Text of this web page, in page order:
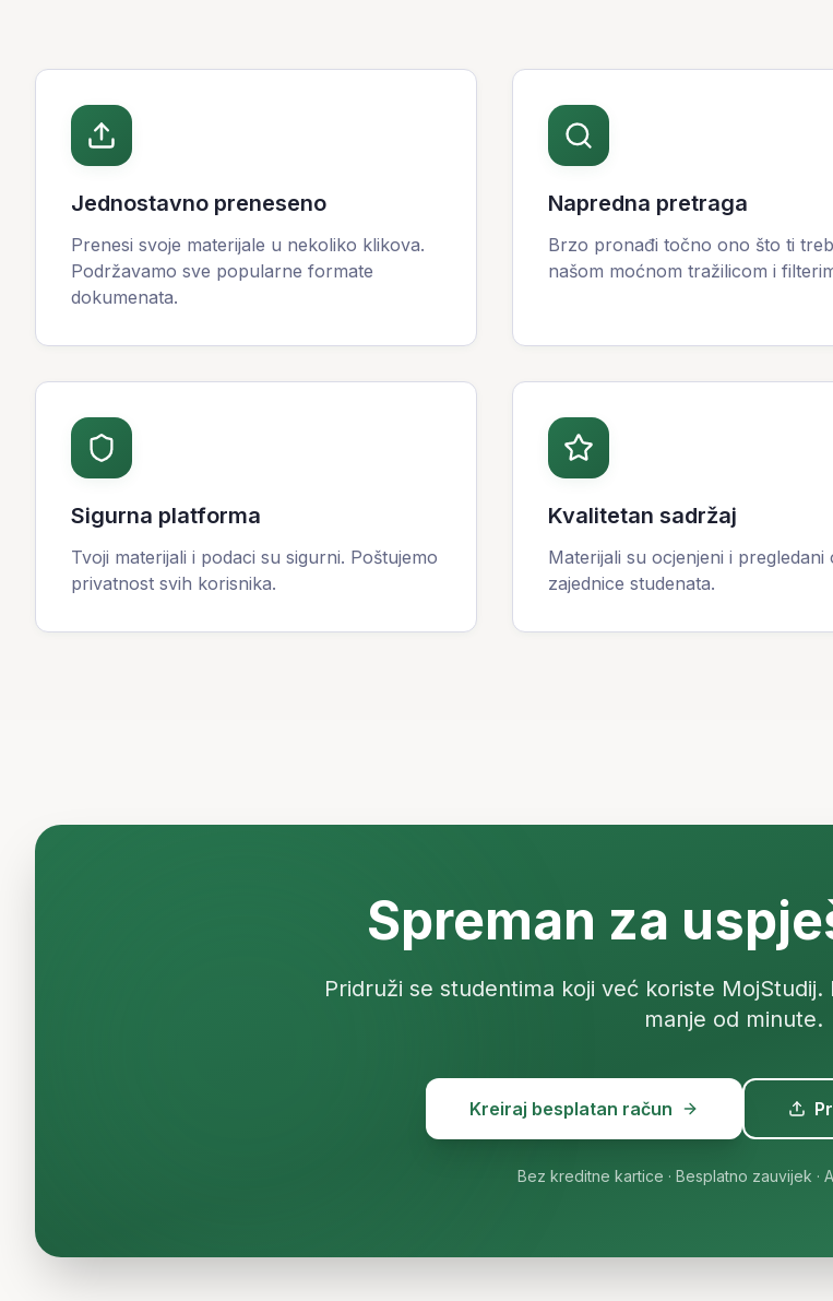
Jednostavno preneseno
Prenesi svoje materijale u nekoliko klikova.
Podržavamo sve popularne formate
dokumenata.
Napredna pretraga
Brzo pronađi točno ono što ti
našom moćnom tražilicom i
Sigurna platforma
Tvoji materijali i podaci su sigurni. Poštujemo
privatnost svih korisnika.
Kvalitetan sadržaj
Materijali su ocjenjeni i pregledani
zajednice studenata.
Spreman za
Pridruži se studentima koji već koriste
manje od minute.
Kreiraj besplatan račun
Bez kreditne kartice · Besplatno zauvijek ·